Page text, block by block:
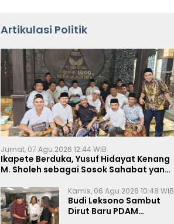
Artikulasi Politik
Jumat, 07 Agu 2026 12:44 WIB
Ikapete Berduka, Yusuf Hidayat Kenang
M. Sholeh sebagai Sosok Sahabat yang
Kamis, 06 Agu 2026 10:48 WIB
Budi Leksono Sambut
Dirut Baru PDAM